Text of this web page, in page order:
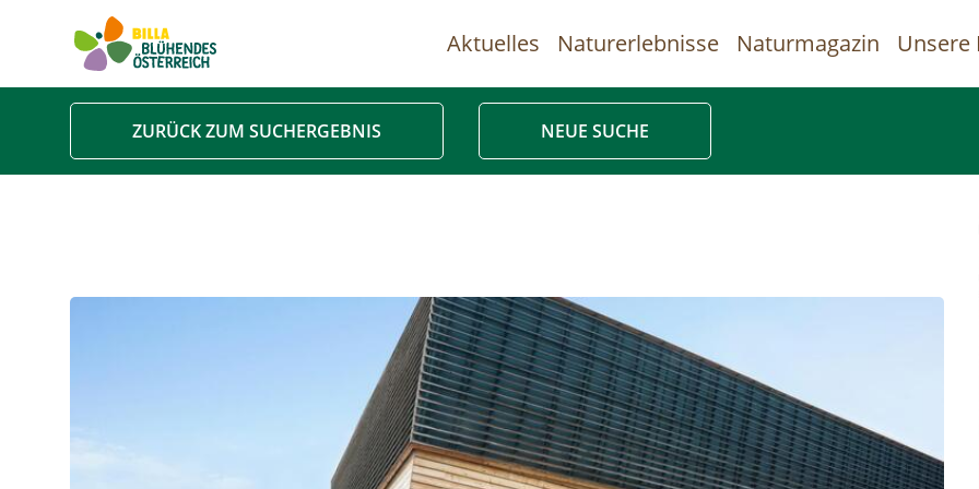
Direkt
Hauptnavigation
Aktuelles Naturerlebnisse Naturmagazin Unsere
ZURÜCK ZUM SUCHERGEBNIS NEUE SUCHE